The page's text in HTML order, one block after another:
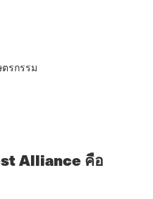
รกรรม
Alliance คือ